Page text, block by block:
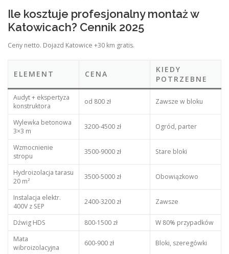
Ile kosztuje profesjonalny montaż w
Katowicach? Cennik 2025
Ceny netto. Dojazd Katowice +30 km gratis.
ELEMENT CENA
KIEDY
POTRZEBNE
Audyt + ekspertyza
konstruktora
od 800 zł Zawsze w bloku
Wylewka betonowa
3×3 m
3200-4500 zł Ogród, parter
Wzmocnienie
stropu
3500-9000 zł Stare bloki
Hydroizolacja tarasu
20 m²
3500-5000 zł Obowiązkowo
Instalacja elektr.
400V z SEP
2400-3200 zł Zawsze
Dźwig HDS 800-1500 zł
W 80% przypadków
Mata
wibroizolacyjna
600-900 zł Bloki, szeregówki